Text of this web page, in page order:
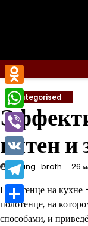
Uncategorised
пятен и
mining_broth 26
Полотенце на кухне
полотенце, на
способами, и
Odnoklassniki
WhatsApp
Viber
VK
Telegram
Отправить